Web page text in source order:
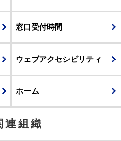
窓口受付時間
ウェブアクセシビリティ
ホーム
連組織